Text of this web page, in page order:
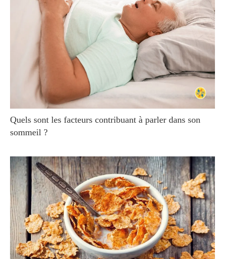
Quels sont les facteurs contribuant à parler dans son
sommeil ?